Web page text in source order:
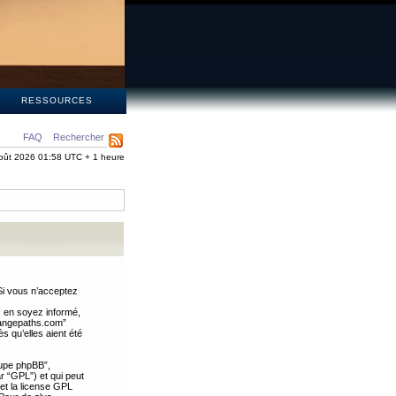
RESSOURCES
FAQ Rechercher
2026 01:58 UTC + 1 heure
vous n’acceptez
soyez informé,
qu’elles aient été
phpBB”,
“GPL”) et qui peut
la license GPL